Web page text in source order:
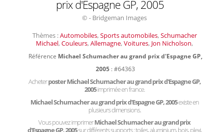
prix d'Espagne GP, 2005
© - Bridgeman Images
Thèmes :Automobiles, Sports automobiles, Schumacher
Michael, Couleurs, Allemagne, Voitures, Jon Nicholson,
Référence Michael Schumacher au grand prix d'Espagne GP,
2005 : #64363
Acheterposter Michael Schumacher au grand prix d'Espagne GP,
2005imprimée en france.
Michael Schumacher au grand prix d'Espagne GP, 2005existe en
plusieurs dimensions.
Vous pouvez imprimerMichael Schumacher au grand prix
d'Espagne GP, 2005sur différents supports : toiles, aluminium, bois, plexi,